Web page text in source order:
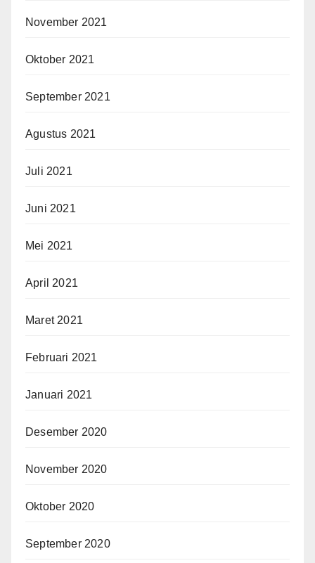
November 2021
Oktober 2021
September 2021
Agustus 2021
Juli 2021
Juni 2021
Mei 2021
April 2021
Maret 2021
Februari 2021
Januari 2021
Desember 2020
November 2020
Oktober 2020
September 2020